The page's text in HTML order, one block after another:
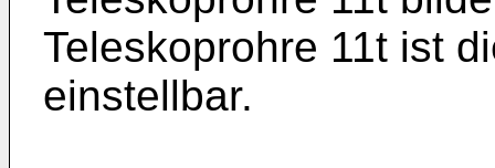
Teleskoprohre 11t ist
einstellbar.